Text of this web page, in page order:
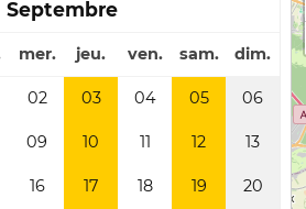
Septembre
mer. jeu. ven. sam. dim.
02 03 04 05 06
09 10 11 12 13
16 17 18 19 20